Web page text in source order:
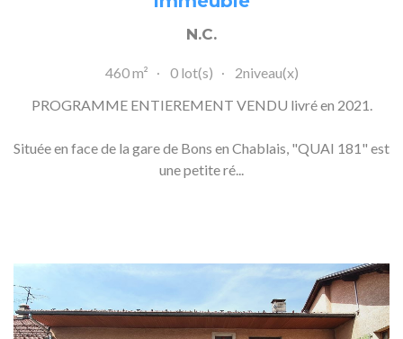
N.C.
460 m² 0 lot(s)
2niveau(x)
PROGRAMME ENTIEREMENT VENDU livré en 2021.
Située en face de la gare de Bons en Chablais, "QUAI 181" est
une petite ré...